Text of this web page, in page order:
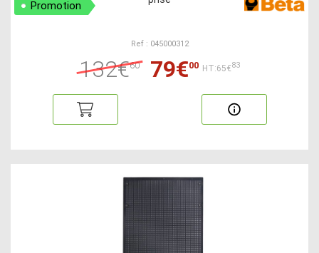
Promotion
Ref : 045000312
132€60 79€00 HT:65€83